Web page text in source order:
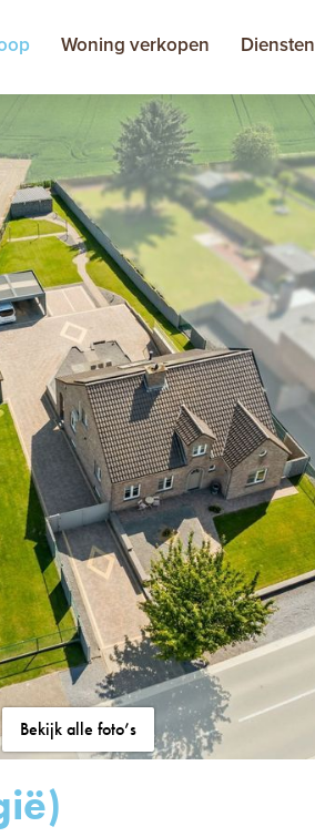
Woning verkopen Diensten
Bekijk alle foto’s